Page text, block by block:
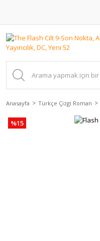
Anasayfa Türkçe Çizgi Roman
%15